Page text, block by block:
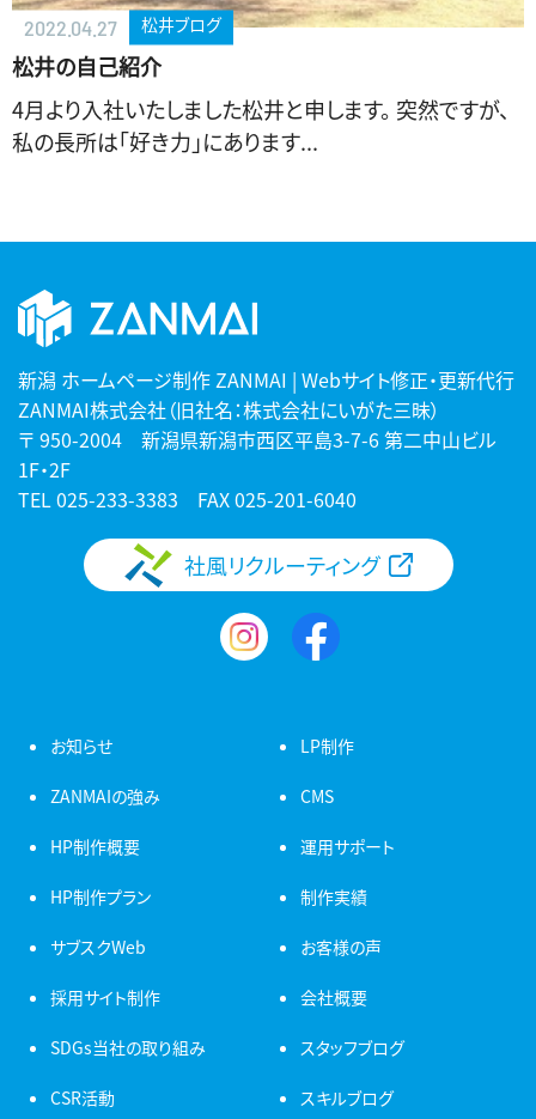
2022.04.27 松井ブログ
松井の自己紹介
4月より入社いたしました松井と申します。 突然ですが、
私の長所は「好き力」にあります...
新潟 ホームページ制作 ZANMAI | Webサイト修正・更新代行
ZANMAI株式会社（旧社名：株式会社にいがた三昧）
〒 950-2004 新潟県新潟市西区平島3-7-6 第二中山ビル
1F・2F
TEL025-233-3383 FAX 025-201-6040
社風リクルーティング
お知らせ
ZANMAIの強み
HP制作概要
HP制作プラン
サブスクWeb
採用サイト制作
LP制作
CMS
運用サポート
制作実績
お客様の声
会社概要
SDGs当社の取り組み
CSR活動
スタッフブログ
スキルブログ